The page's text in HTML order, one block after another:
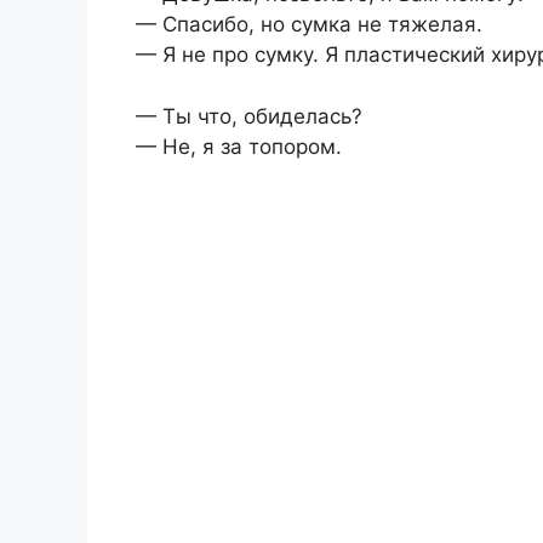
— Спасибо, но сумка не тяжелая.
— Я не про сумку. Я пластический
— Ты что, обиделась?
— Не, я за топором.